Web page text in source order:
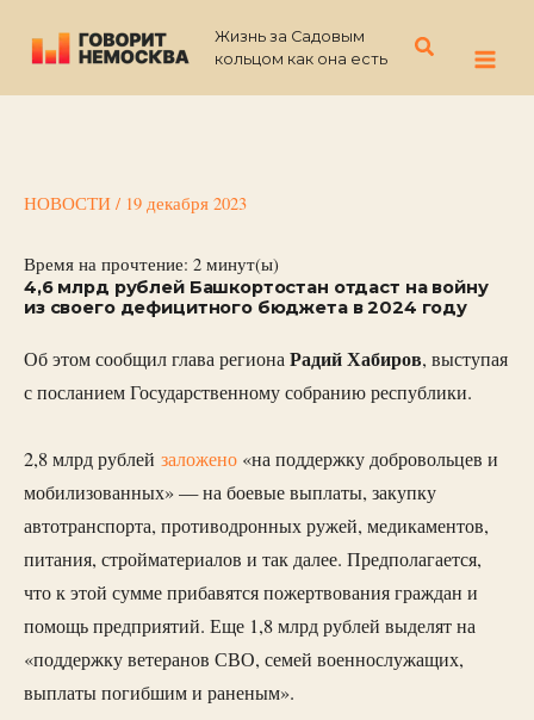
содержимому
Жизнь за Садовым
кольцом как она есть
Поиск
НОВОСТИ / 19 декабря 2023
Время на прочтение: 2 минут(ы)
4,6 млрд рублей Башкортостан отдаст на войну
из своего дефицитного бюджета в 2024 году
Об этом сообщил глава регионаРадий Хабиров, выступая
с посланием Государственному собранию республики.
2,8 млрд рублей заложено «на поддержку добровольцев и
мобилизованных» — на боевые выплаты, закупку
автотранспорта, противодронных ружей, медикаментов,
питания, стройматериалов и так далее. Предполагается,
что к этой сумме прибавятся пожертвования граждан и
помощь предприятий. Еще 1,8 млрд рублей выделят на
«поддержку ветеранов СВО, семей военнослужащих,
выплаты погибшим и раненым».